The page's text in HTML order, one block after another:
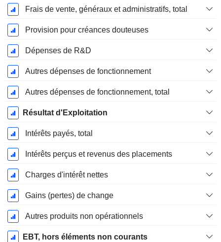
Frais de vente, généraux et administratifs, total
Provision pour créances douteuses
Dépenses de R&D
Autres dépenses de fonctionnement
Autres dépenses de fonctionnement, total
Résultat d'Exploitation
Intérêts payés, total
Intérêts perçus et revenus des placements
Charges d'intérêt nettes
Gains (pertes) de change
Autres produits non opérationnels
EBT, hors éléments non courants